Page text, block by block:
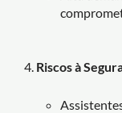
Riscos à